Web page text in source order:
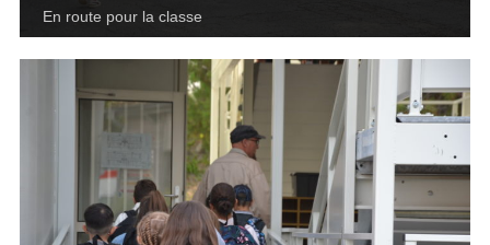
En route pour la classe